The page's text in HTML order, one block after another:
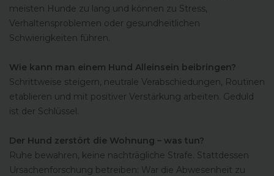
meisten Hunde zu lang und können zu Stress,
Verhaltensproblemen oder gesundheitlichen
Schwierigkeiten führen.
Wie kann man einem Hund Alleinsein beibringen?
Schrittweise steigern, neutrale Verabschiedungen, Routinen
etablieren und mit positiver Verstärkung arbeiten. Geduld
ist der Schlüssel.
Der Hund zerstört die Wohnung – was tun?
Ruhe bewahren, keine nachträgliche Strafe. Stattdessen
Ursachenforschung betreiben: War die Abwesenheit zu